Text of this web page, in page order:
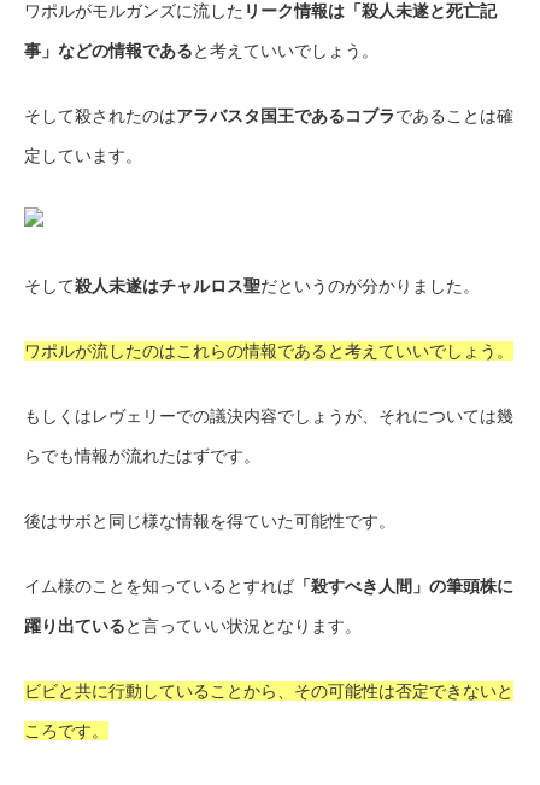
ワポルがモルガンズに流した リーク情報は「殺人未遂と死亡記
事」などの情報であると考えていいでしょう。
そして殺されたのはアラバスタ国王であるコブラであることは確
定しています。
そして殺人未遂はチャルロス聖だというのが分かりました。
ワポルが流したのはこれらの情報であると考えていいでしょう。
もしくはレヴェリーでの議決内容でしょうが、それについては幾
らでも情報が流れたはずです。
後はサボと同じ様な情報を得ていた可能性です。
イム様のことを知っているとすれば 「殺すべき人間」の筆頭株に
躍り出ていると言っていい状況となります。
ビビと共に行動していることから、その可能性は否定できないと
ころです。